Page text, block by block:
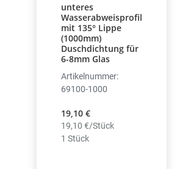
unteres
Wasserabweisprofil
mit 135° Lippe
(1000mm)
Duschdichtung für
6-8mm Glas
Artikelnummer:
69100-1000
19,10 €
19,10 €/Stück
1 Stück